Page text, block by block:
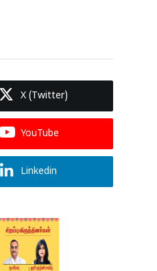
X (Twitter)
YouTube
Linkedin